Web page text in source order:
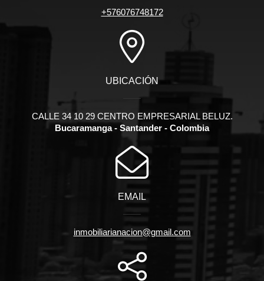
+576076748172
UBICACIÓN
CALLE 34 10 29 CENTRO EMPRESARIAL BELUZ.
Bucaramanga - Santander - Colombia
EMAIL
inmobiliarianacion@gmail.com